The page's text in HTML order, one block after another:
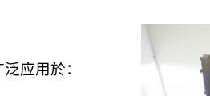
应用於：